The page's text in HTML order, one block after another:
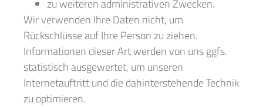
zu weiteren administrativen Zwecken.
Wir verwenden Ihre Daten nicht, um
Rückschlüsse auf Ihre Person zu ziehen.
Informationen dieser Art werden von uns ggfs.
statistisch ausgewertet, um unseren
Internetauftritt und die dahinterstehende Technik
zu optimieren.